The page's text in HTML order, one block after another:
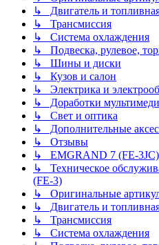
↳ Двигатель и
↳ Трансмиссия
↳ Система охлаждения
↳ Подвеска, рулевое,
↳ Шины и диски
↳ Кузов и салон
↳ Электрика и
↳ Доработки
↳ Свет и оптика
↳ Дополнительные
↳ Отзывы
↳ EMGRAND 7 (FE-3JC)
↳ Техническое
(FE-3)
↳ Оригинальные
↳ Двигатель и
↳ Трансмиссия
↳ Система охлаждения